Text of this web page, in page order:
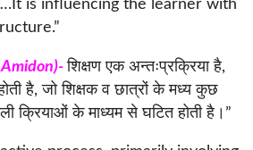
is influencing the learner with
Amidon)- शिक्षण एक अन्तःप्रक्रिया है,
होती है, जो शिक्षक व छात्रों के मध्य कुछ
क्रियाओं के माध्यम से घटित होती है।”